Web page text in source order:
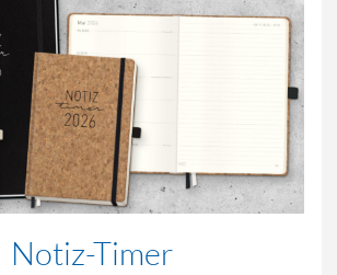
Notiz-Timer